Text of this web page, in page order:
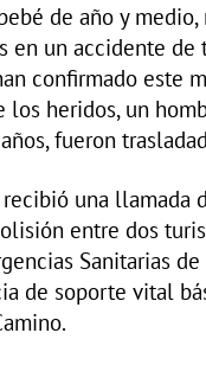
de año y
en un accidente
confirmado este
heridos, un
fueron
una llamada
entre dos
Sanitarias
de soporte vital